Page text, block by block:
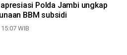
Polda Jambi ungkap
BBM subsidi
WIB